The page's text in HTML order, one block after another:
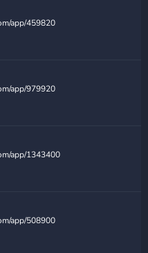
app/459820
app/979920
app/1343400
app/508900